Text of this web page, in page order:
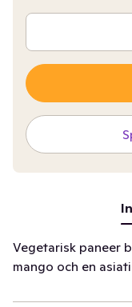
Vegetarisk paneer
mango och en